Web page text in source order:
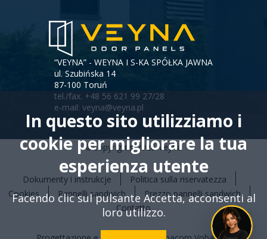
“VEYNA” - WEYNA I S-KA SPÓŁKA JAWNA
ul. Szubińska 14
87-100 Toruń
tel./fax. +48 56 621 99 27/28
e-mail: veyna@veyna.pl
©Copyrights 2026 Veyna
Menu
stopki
Dokumenty i instrukcje
Politica sulla riservatezza
Cookies
Pannelli sandwich
Prezzo pannelli sandwich
Contatto
In questo sito utilizziamo i
cookie per migliorare la tua
esperienza utente
Facendo clic sul pulsante Accetta, acconsenti al
loro utilizzo.